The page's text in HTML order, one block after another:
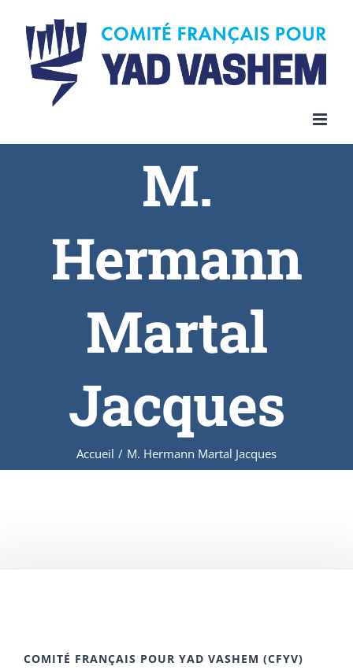
content
M.
Hermann
Martal
Jacques
Accueil / M. Hermann Martal Jacques
COMITÉ FRANÇAIS POUR YAD VASHEM (CFYV)